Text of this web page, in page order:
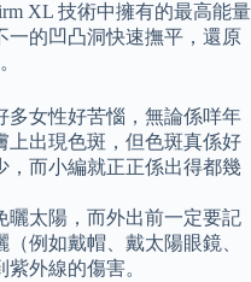
XL 技術中擁有的最高能量
一的凹凸洞快速撫平，還原
多女性好苦惱，無論係咩年
上出現色斑，但色斑真係好
，而小編就正正係出得都幾
曬太陽，而外出前一定要記
例如戴帽、戴太陽眼鏡、
外線的傷害。